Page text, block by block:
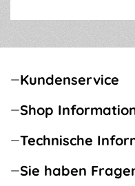
Kundenservice
Shop
Technische
Sie haben